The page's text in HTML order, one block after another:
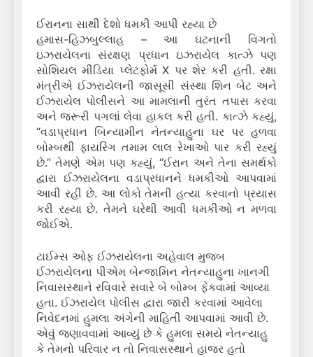
ઈરાનના સાથી દેશો ધમકી આપી રહ્યા છે
હમાસ-હિઝબુલ્લાહ – આ ઘટનાની વિગતો
ઇઝરાયેલના સંરક્ષણ પ્રધાન ઇઝરાયેલ કાત્ઝે પણ
સોશિયલ મીડિયા પ્લેટફોર્મ X પર શેર કરી હતી. રક્ષા
મંત્રીએ ઈઝરાયેલની જાસૂસી સંસ્થા શિન બેટ અને
ઈઝરાયેલ પોલીસને આ મામલાની તુરંત તપાસ કરવા
અને જરૂરી પગલાં લેવા હાકલ કરી હતી. કાત્ઝે કહ્યું,
“વડાપ્રધાન બિન્યામીન નેતન્યાહુના ઘર પર હળવા
બોમ્બથી ફાયરિંગ તમામ લાલ રેખાઓ પાર કરી રહ્યું
છે.” તેમણે એમ પણ કહ્યું, “ઈરાન અને તેના સમર્થકો
દ્વારા ઈઝરાયેલના વડાપ્રધાનને ધમકીઓ આપવામાં
આવી રહી છે. આ લોકો તેમની હત્યા કરવાનો પ્રયાસ
કરી રહ્યા છે. તેમને ઘરેથી આવી ધમકીઓ ન મળવા
જોઈએ.
ટાઈમ્સ ઓફ ઈઝરાયેલના અહેવાલ મુજબ
ઈઝરાયેલના પીએમ બેન્જામિન નેતન્યાહુના ખાનગી
નિવાસસ્થાને રવિવારે સવારે બે બોમ્બ ફેંકવામાં આવ્યા
હતા. ઈઝરાયેલ પોલીસ દ્વારા જારી કરવામાં આવેલા
નિવેદનમાં હુમલા અંગેની માહિતી આપવામાં આવી છે.
એવું જણાવવામાં આવ્યું છે કે હુમલા સમયે નેતન્યાહુ
કે તેમનો પરિવાર ન તો નિવાસસ્થાને હાજર હતો